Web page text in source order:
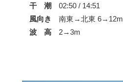
干 潮
02:50 / 14:51
風向き
南東→北東 6→12m
波 高
2→3m